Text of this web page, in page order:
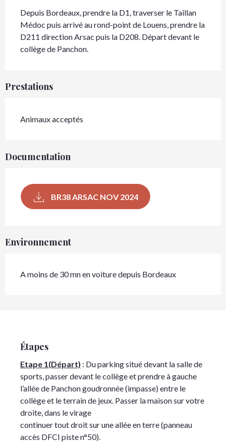
Depuis Bordeaux, prendre la D1, traverser le Taillan
Médoc puis arrivé au rond-point de Louens, prendre la
D211 direction Arsac puis la D208. Départ devant le
collège de Panchon.
Prestations
Animaux acceptés
Documentation
BR38 ARSAC NOV 2024
Environnement
A moins de 30 mn en voiture depuis Bordeaux
Étapes
Etape 1(Départ) : Du parking situé devant la salle de
sports, passer devant le collège et prendre à gauche
l’allée de Panchon goudronnée (impasse) entre le
collège et le terrain de jeux. Passer la maison sur votre
droite, dans le virage
continuer tout droit sur une allée en terre (panneau
accès DFCI piste n°50).